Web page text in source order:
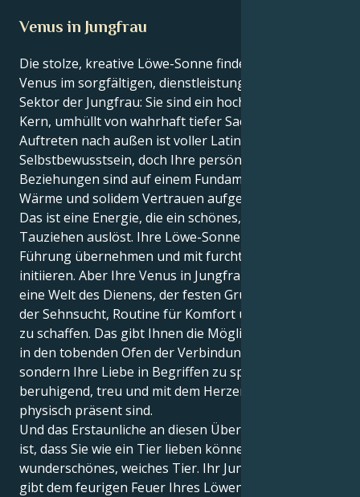
Venus in Jungfrau
Die stolze, kreative Löwe-Sonne findet ihr Herz in der
Venus im sorgfältigen, dienstleistungsorientierten
Sektor der Jungfrau: Sie sind ein hochdramatischer
Kern, umhüllt von wahrhaft tiefer Sachlichkeit. Ihr
Auftreten nach außen ist voller Latino-Feuer und
Selbstbewusstsein, doch Ihre persönlichen
Beziehungen sind auf einem Fundament aus echter
Wärme und solidem Vertrauen aufgebaut.
Das ist eine Energie, die ein schönes, interessantes
Tauziehen auslöst. Ihre Löwe-Sonne möchte die
Führung übernehmen und mit furchtloser Kraft
initiieren. Aber Ihre Venus in Jungfrau zieht Sie in
eine Welt des Dienens, der festen Grundregeln und
der Sehnsucht, Routine für Komfort und Sicherheit
zu schaffen. Das gibt Ihnen die Möglichkeit, nicht nur
in den tobenden Ofen der Verbindung zu versinken,
sondern Ihre Liebe in Begriffen zu spüren, die
beruhigend, treu und mit dem Herzen auf dem Mund
physisch präsent sind.
Und das Erstaunliche an diesen Übereinstimmungen
ist, dass Sie wie ein Tier lieben können, und zwar ein
wunderschönes, weiches Tier. Ihr Jungfrauenherz
gibt dem feurigen Feuer Ihres Löwen eine feste